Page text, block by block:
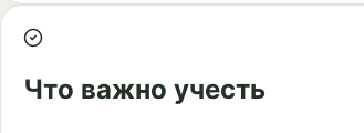
Что важно учесть